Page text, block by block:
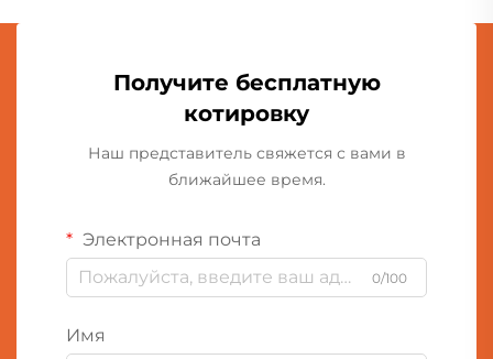
Получите бесплатную
котировку
Наш представитель свяжется с вами в
ближайшее время.
Электронная почта
0/100
Имя